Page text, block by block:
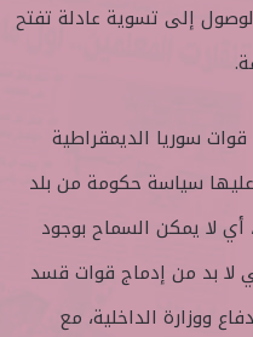
إلى تسوية عادلة تفتح
سوريا الديمقراطية
سياسة حكومة من بلد
لا يمكن السماح بوجود
لا بد من إدماج قوات قسد
ووزارة الداخلية، مع